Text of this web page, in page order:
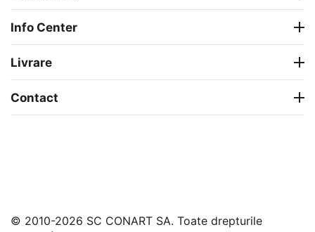
Info Center
Livrare
Contact
© 2010-2026 SC CONART SA. Toate drepturile